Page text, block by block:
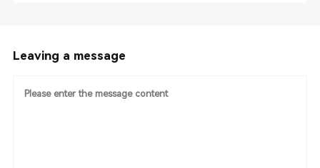
Leaving a message